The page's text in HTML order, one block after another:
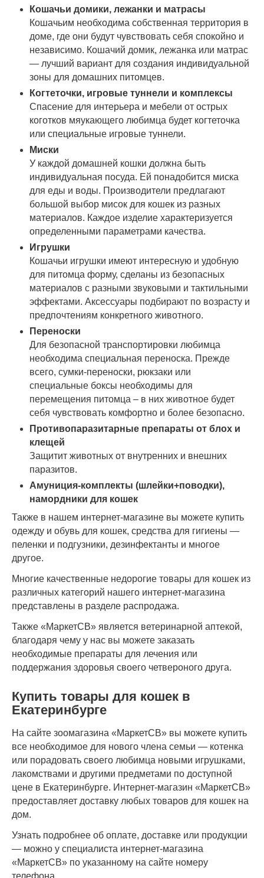
Кошачьи домики, лежанки и матрасы
Кошачьим необходима собственная территория в
доме, где они будут чувствовать себя спокойно и
независимо. Кошачий домик, лежанка или матрас
— лучший вариант для создания индивидуальной
зоны для домашних питомцев.
Когтеточки, игровые туннели и комплексы
Спасение для интерьера и мебели от острых
коготков мяукающего любимца будет когтеточка
или специальные игровые туннели.
Миски
У каждой домашней кошки должна быть
индивидуальная посуда. Ей понадобится миска
для еды и воды. Производители предлагают
большой выбор мисок для кошек из разных
материалов. Каждое изделие характеризуется
определенными параметрами качества.
Игрушки
Кошачьи игрушки имеют интересную и удобную
для питомца форму, сделаны из безопасных
материалов с разными звуковыми и тактильными
эффектами. Аксессуары подбирают по возрасту и
предпочтениям конкретного животного.
Переноски
Для безопасной транспортировки любимца
необходима специальная переноска. Прежде
всего, сумки-переноски, рюкзаки или
специальные боксы необходимы для
перемещения питомца – в них животное будет
себя чувствовать комфортно и более безопасно.
Противопаразитарные препараты от блох и
клещей
Защитит животных от внутренних и внешних
паразитов.
Амуниция-комплекты (шлейки+поводки),
намордники для кошек
Также в нашем интернет-магазине вы можете купить
одежду и обувь для кошек, средства для гигиены —
пеленки и подгузники, дезинфектанты и многое
другое.
Многие качественные недорогие товары для кошек из
различных категорий нашего интернет-магазина
представлены в разделе распродажа.
Также «МаркетСВ» является ветеринарной аптекой,
благодаря чему у нас вы можете заказать
необходимые препараты для лечения или
поддержания здоровья своего четвероного друга.
Купить товары для кошек в
Екатеринбурге
На сайте зоомагазина «МаркетСВ» вы можете купить
все необходимое для нового члена семьи — котенка
или порадовать своего любимца новыми игрушками,
лакомствами и другими предметами по доступной
цене в Екатеринбурге. Интернет-магазин «МаркетСВ»
предоставляет доставку любых товаров для кошек на
дом.
Узнать подробнее об оплате, доставке или продукции
— можно у специалиста интернет-магазина
«МаркетСВ» по указанному на сайте номеру
телефона.